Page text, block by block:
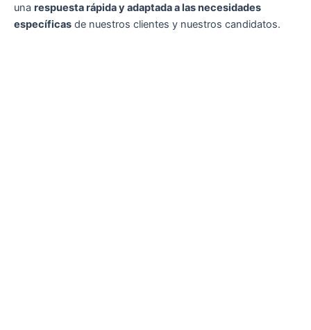
una respuesta rápida y adaptada a las necesidades
específicas de nuestros clientes y nuestros candidatos.